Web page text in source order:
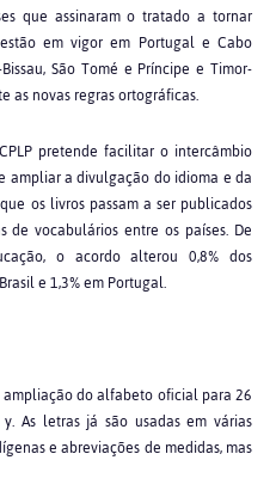
que assinaram o tratado a tornar
em vigor em Portugal e Cabo
São Tomé e Príncipe e Timor-
as novas regras ortográficas.
pretende facilitar o intercâmbio
ampliar a divulgação do idioma e da
os livros passam a ser publicados
de vocabulários entre os países. De
o acordo alterou 0,8% dos
e 1,3% em Portugal.
ampliação do alfabeto oficial para 26
As letras já são usadas em várias
e abreviações de medidas, mas